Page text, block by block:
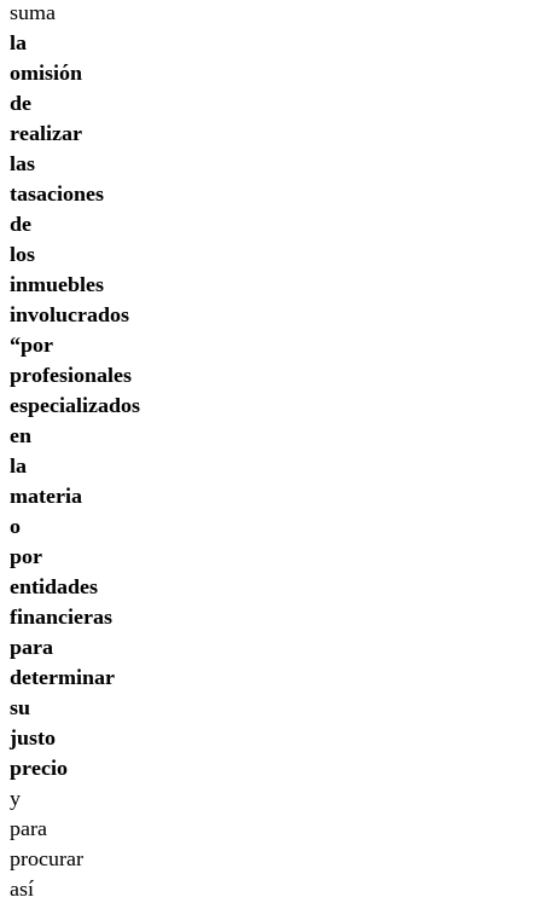
suma
la
omisión
de
realizar
las
tasaciones
de
los
inmuebles
involucrados
“por
profesionales
especializados
en
la
materia
o
por
entidades
financieras
para
determinar
su
justo
precio
y
para
procurar
así